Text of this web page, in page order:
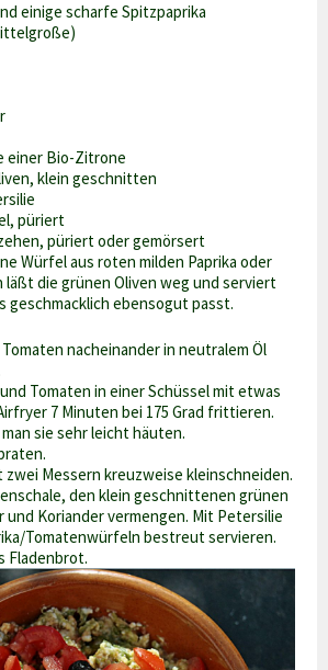
einige scharfe Spitzpaprika
einer Bio-Zitrone
klein geschnitten
püriert
püriert oder gemörsert
Würfel aus roten milden Paprika oder
läßt die grünen Oliven weg und serviert
geschmacklich ebensogut passt.
nacheinander in neutralem Öl
Tomaten in einer Schüssel mit etwas
7 Minuten bei 175 Grad frittieren.
sie sehr leicht häuten.
zwei Messern kreuzweise kleinschneiden.
den klein geschnittenen grünen
und Koriander vermengen. Mit Petersilie
Tomatenwürfeln bestreut servieren.
Fladenbrot.